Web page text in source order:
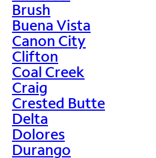
Brush
Buena Vista
Canon City
Clifton
Coal Creek
Craig
Crested Butte
Delta
Dolores
Durango